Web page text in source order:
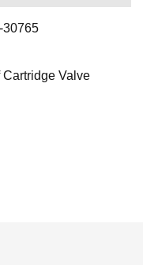
30765
Valve